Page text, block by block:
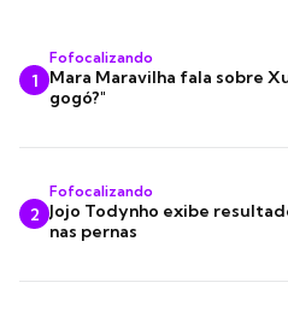
1
Fofocalizando
Mara Maravilha fala sobre
gogó?"
2
Fofocalizando
Jojo Todynho exibe
nas pernas